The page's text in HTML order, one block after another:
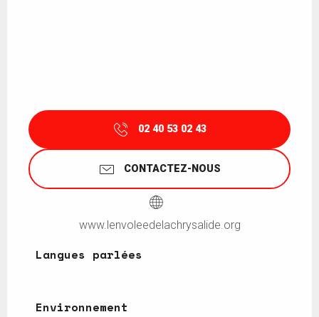
02 40 53 02 43
CONTACTEZ-NOUS
www.lenvoleedelachrysalide.org
Langues parlées
Langues parlées
Environnement
Environnement